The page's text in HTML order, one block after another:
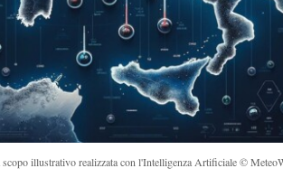
scopo illustrativo realizzata con l'Intelligenza Artificiale ©